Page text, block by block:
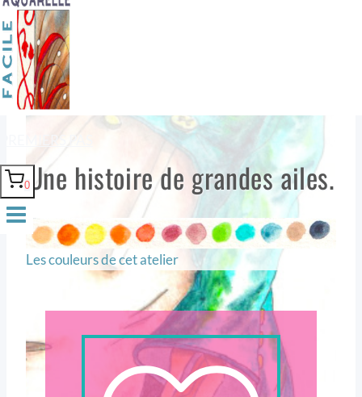
0Une histoire de grandes ailes.
Les couleurs de cet atelier